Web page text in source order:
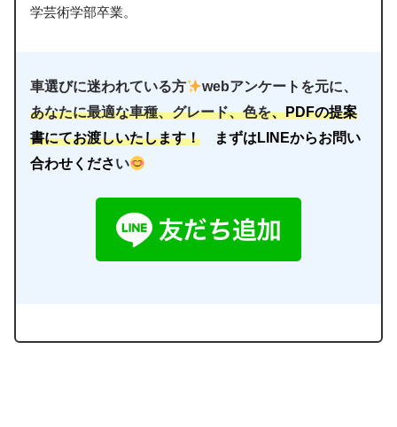
学芸術学部卒業。
車選びに迷われている方
webアンケートを元に、
あなたに最適な車種、グレード、色を、PDFの提案
書にてお渡しいたします！ まずはLINEからお問い
合わせください